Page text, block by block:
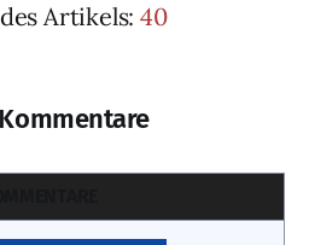
Artikels: 40